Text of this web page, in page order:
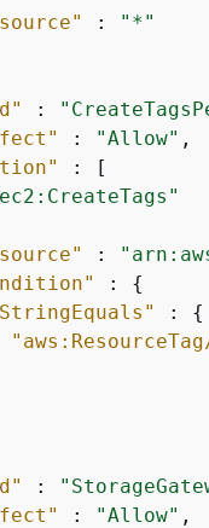
:
"*"
:
: "Allow" ,
: [
:
: {
: {
:
: "Allow" ,